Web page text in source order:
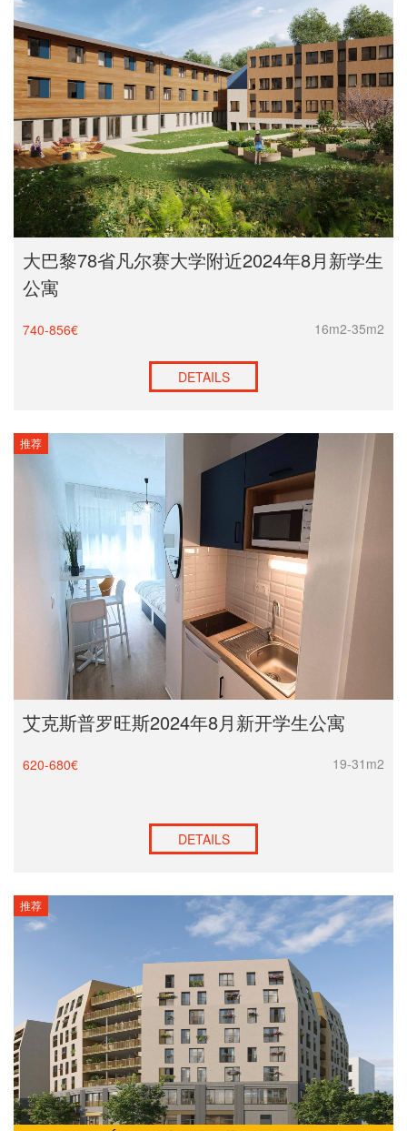
大巴黎78省凡尔赛大学附近2024年8月新学生
公寓
740-856€ 16m2-35m2
DETAILS
推荐
艾克斯普罗旺斯2024年8月新开学生公寓
620-680€ 19-31m2
DETAILS
推荐